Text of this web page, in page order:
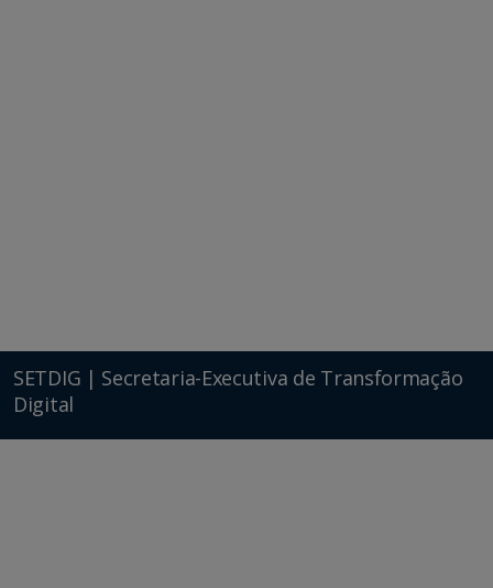
SETDIG | Secretaria-Executiva de Transformação
Digital